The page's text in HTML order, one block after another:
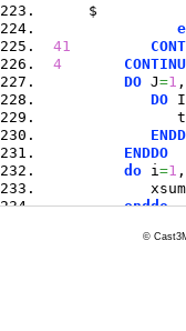
41
4
DO J=1
DO I
ENDDO
do i =1
            xsum
enddo
(
©